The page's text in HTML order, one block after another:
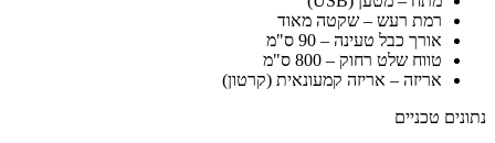
רמת רעש – שקטה מאוד
אורך כבל טעינה – 90 ס"מ
טווח שלט רחוק – 800 ס"מ
אריזה – אריזה קמעונאית (קרטון)
נתונים טכניים